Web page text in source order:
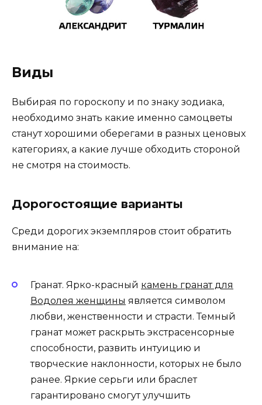
Виды
Выбирая по гороскопу и по знаку зодиака,
необходимо знать какие именно самоцветы
станут хорошими оберегами в разных ценовых
категориях, а какие лучше обходить стороной
не смотря на стоимость.
Дорогостоящие варианты
Среди дорогих экземпляров стоит обратить
внимание на:
Гранат. Ярко-красный камень гранат для
Водолея женщины является символом
любви, женственности и страсти. Темный
гранат может раскрыть экстрасенсорные
способности, развить интуицию и
творческие наклонности, которых не было
ранее. Яркие серьги или браслет
гарантировано смогут улучшить